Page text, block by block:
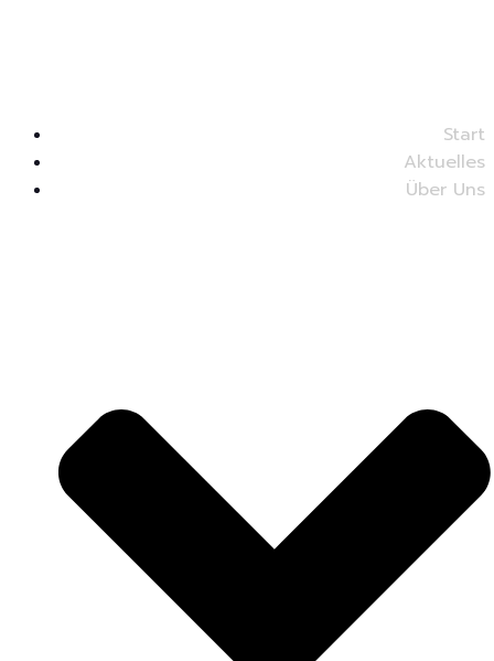
Start
Aktuelles
Über Uns